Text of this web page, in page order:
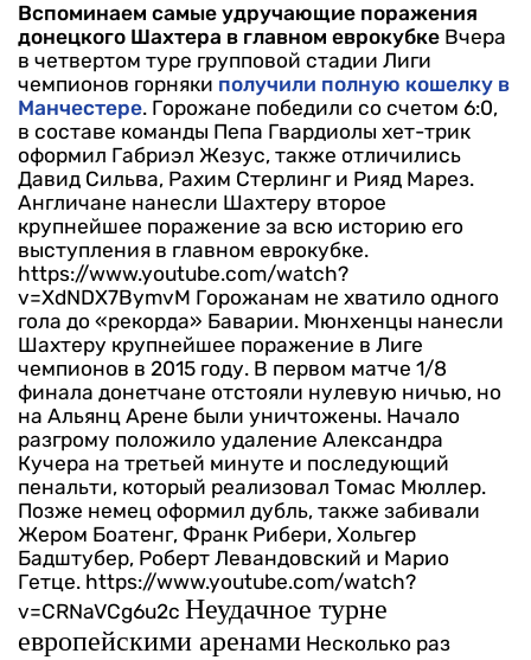
Вспоминаем самые удручающие поражения
донецкого Шахтера в главном еврокубке Вчера
в четвертом туре групповой стадии Лиги
чемпионов горняки получили полную кошелку в
Манчестере. Горожане победили со счетом 6:0,
в составе команды Пепа Гвардиолы хет-трик
оформил Габриэл Жезус, также отличились
Давид Сильва, Рахим Стерлинг и Рияд Марез.
Англичане нанесли Шахтеру второе
крупнейшее поражение за всю историю его
выступления в главном еврокубке.
https://www.youtube.com/watch?
v=XdNDX7BymvM Горожанам не хватило одного
гола до «рекорда» Баварии. Мюнхенцы нанесли
Шахтеру крупнейшее поражение в Лиге
чемпионов в 2015 году. В первом матче 1/8
финала донетчане отстояли нулевую ничью, но
на Альянц Арене были уничтожены. Начало
разгрому положило удаление Александра
Кучера на третьей минуте и последующий
пенальти, который реализовал Томас Мюллер.
Позже немец оформил дубль, также забивали
Жером Боатенг, Франк Рибери, Хольгер
Бадштубер, Роберт Левандовский и Марио
Гетце. https://www.youtube.com/watch?
v=CRNaVCg6u2c Неудачное турне
европейскими аренами Несколько раз